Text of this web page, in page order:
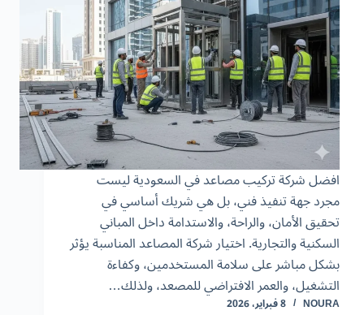
افضل شركة تركيب مصاعد في السعودية ليست
مجرد جهة تنفيذ فني، بل هي شريك أساسي في
تحقيق الأمان، والراحة، والاستدامة داخل المباني
السكنية والتجارية. اختيار شركة المصاعد المناسبة يؤثر
بشكل مباشر على سلامة المستخدمين، وكفاءة
التشغيل، والعمر الافتراضي للمصعد، ولذلك…
NOURA 8 فبراير، 2026